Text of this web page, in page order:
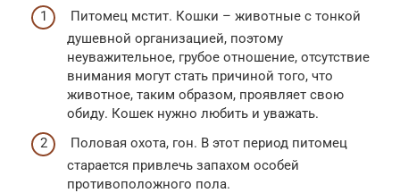
Питомец мстит. Кошки – животные с тонкой
душевной организацией, поэтому
неуважительное, грубое отношение, отсутствие
внимания могут стать причиной того, что
животное, таким образом, проявляет свою
обиду. Кошек нужно любить и уважать.
Половая охота, гон. В этот период питомец
старается привлечь запахом особей
противоположного пола.